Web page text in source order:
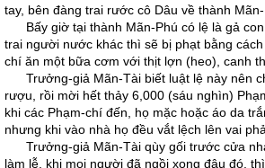
tay, bên đàng trai rước cô Dâu về thành Mãn-
Bấy giờ tại thành Mãn-Phú có lệ là gả con
trai người nước khác thì sẽ bị phạt bằng
chí ăn một bữa cơm với thịt lợn (heo), canh
Trưởng-giả Mãn-Tài biết luật lệ này nên
rượu, rồi mời hết thảy 6,000 (sáu nghìn)
khi các Phạm-chí đến, họ mặc hoặc áo da
nhưng khi vào nhà họ đều vắt lệch lên vai
Trưởng-giả Mãn-Tài qùy gối trước cửa
làm lễ, khi mọi người đã ngồi xong đâu đó,